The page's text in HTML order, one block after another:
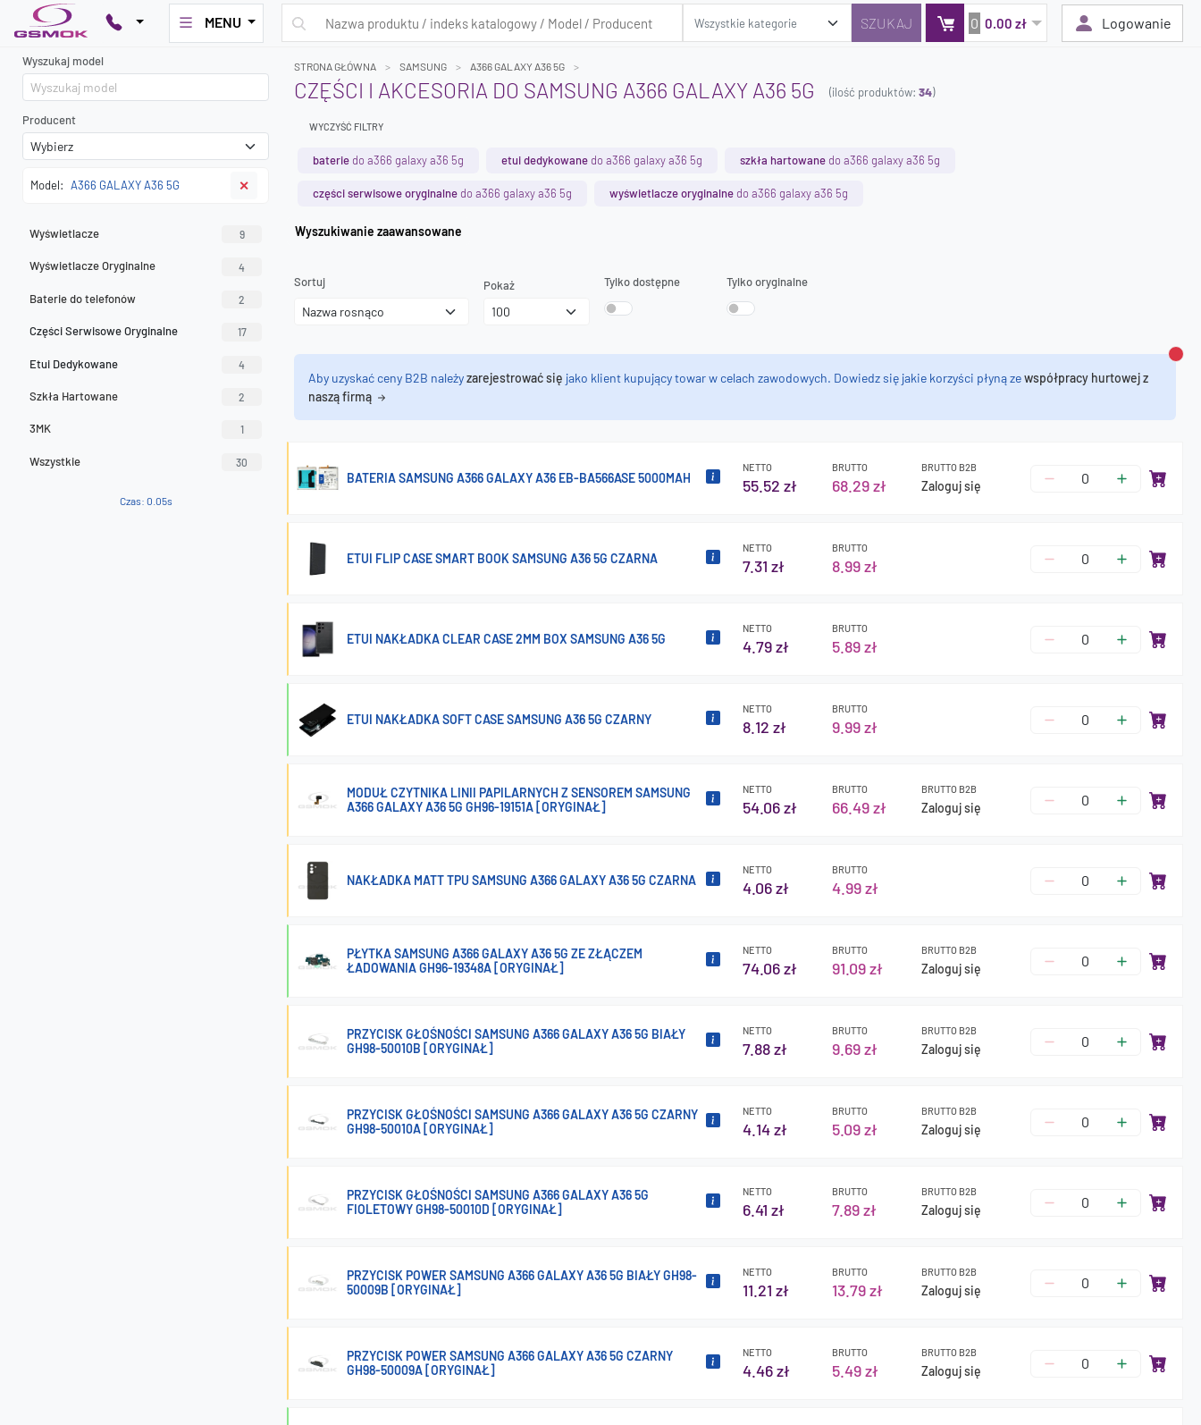
MENU 0 0.00 zł Logowanie
Wyszukaj model
Producent
Model: A366 GALAXY A36 5G ✕
Wyświetlacze 9
Wyświetlacze Oryginalne 4
Baterie do telefonów 2
Części Serwisowe Oryginalne 17
Etui Dedykowane 4
Szkła Hartowane 2
3MK 1
Wszystkie 30
Czas: 0.05s
STRONA GŁÓWNA SAMSUNG A366 GALAXY A36 5G
CZĘŚCI I AKCESORIA DO SAMSUNG A366 GALAXY A36 5G (ilość produktów: 34)
WYCZYŚĆ FILTRY
baterie do a366 galaxy a36 5g etui dedykowane do a366 galaxy a36 5g szkła hartowane do a366 galaxy a36 5g
części serwisowe oryginalne do a366 galaxy a36 5g wyświetlacze oryginalne do a366 galaxy a36 5g
Wyszukiwanie zaawansowane
Sortuj Pokaż Tylko dostępne Tylko oryginalne
Aby uzyskać ceny B2B należyzarejestrować się jako klient kupujący towar w celach zawodowych. Dowiedz się jakie korzyści płyną zewspółpracy hurtowej z
naszą firmą
BATERIA SAMSUNG A366 GALAXY A36 EB-BA566ASE 5000MAH
NETTO
55.52 zł
BRUTTO
68.29 zł
BRUTTO B2B
Zaloguj się
ETUI FLIP CASE SMART BOOK SAMSUNG A36 5G CZARNA
NETTO
7.31 zł
BRUTTO
8.99 zł
ETUI NAKŁADKA CLEAR CASE 2MM BOX SAMSUNG A36 5G
NETTO
4.79 zł
BRUTTO
5.89 zł
ETUI NAKŁADKA SOFT CASE SAMSUNG A36 5G CZARNY
NETTO
8.12 zł
BRUTTO
9.99 zł
MODUŁ CZYTNIKA LINII PAPILARNYCH Z SENSOREM SAMSUNG
A366 GALAXY A36 5G GH96-19151A [ORYGINAŁ]
NETTO
54.06 zł
BRUTTO
66.49 zł
BRUTTO B2B
Zaloguj się
NAKŁADKA MATT TPU SAMSUNG A366 GALAXY A36 5G CZARNA
NETTO
4.06 zł
BRUTTO
4.99 zł
PŁYTKA SAMSUNG A366 GALAXY A36 5G ZE ZŁĄCZEM
ŁADOWANIA GH96-19348A [ORYGINAŁ]
NETTO
74.06 zł
BRUTTO
91.09 zł
BRUTTO B2B
Zaloguj się
PRZYCISK GŁOŚNOŚCI SAMSUNG A366 GALAXY A36 5G BIAŁY
GH98-50010B [ORYGINAŁ]
NETTO
7.88 zł
BRUTTO
9.69 zł
BRUTTO B2B
Zaloguj się
PRZYCISK GŁOŚNOŚCI SAMSUNG A366 GALAXY A36 5G CZARNY
GH98-50010A [ORYGINAŁ]
NETTO
4.14 zł
BRUTTO
5.09 zł
BRUTTO B2B
Zaloguj się
PRZYCISK GŁOŚNOŚCI SAMSUNG A366 GALAXY A36 5G
FIOLETOWY GH98-50010D [ORYGINAŁ]
NETTO
6.41 zł
BRUTTO
7.89 zł
BRUTTO B2B
Zaloguj się
PRZYCISK POWER SAMSUNG A366 GALAXY A36 5G BIAŁY GH98-
50009B [ORYGINAŁ]
NETTO
11.21 zł
BRUTTO
13.79 zł
BRUTTO B2B
Zaloguj się
PRZYCISK POWER SAMSUNG A366 GALAXY A36 5G CZARNY
GH98-50009A [ORYGINAŁ]
NETTO
4.46 zł
BRUTTO
5.49 zł
BRUTTO B2B
Zaloguj się